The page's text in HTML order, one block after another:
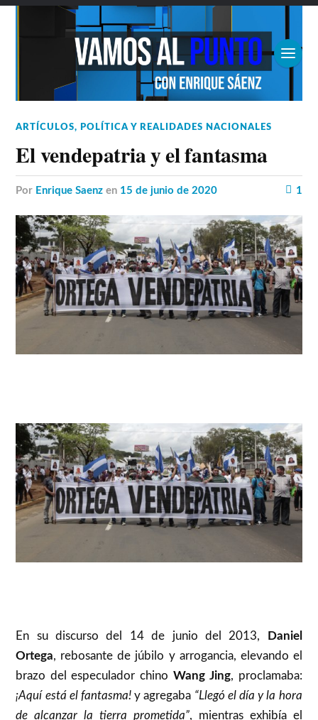
ARTÍCULOS, POLÍTICA Y REALIDADES NACIONALES
El vendepatria y el fantasma
por Enrique Saenz en 15 de junio de 2020 1
En su discurso del 14 de junio del 2013,
Daniel
Ortega, rebosante de júbilo y arrogancia, elevando el
brazo del especulador chino Wang Jing, proclamaba:
¡Aquí está el fantasma! y agregaba “Llegó el día y la hora
de alcanzar la tierra prometida”, mientras exhibía el